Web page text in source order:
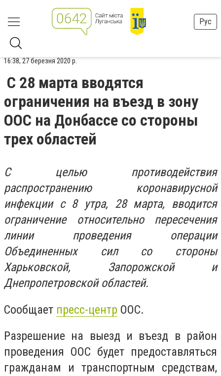
Рус
16:38, 27 березня 2020 р.
С 28 марта вводятся
ограничения на въезд в зону
ООС на Донбассе со стороны
трех областей
С целью противодействия
распространению коронавирусной
инфекции с 8 утра, 28 марта, вводится
ограничение относительно пересечения
линии проведения операции
Объединенных сил со стороны
Харьковской, Запорожской и
Днепропетровской областей.
Сообщает пресс-центр ООС.
Разрешение на выезд и въезд в район
проведения ООС будет предоставляться
гражданам и транспортным средствам,